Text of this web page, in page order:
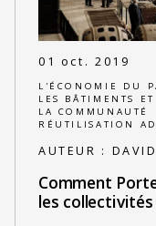
01 oct. 2019
L'ÉCONOMIE DU
LES BÂTIMENTS
LA COMMUNAUTÉ
RÉUTILISATION
AUTEUR :
Comment
les